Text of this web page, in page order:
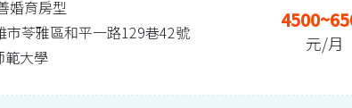
婚育房型
市苓雅區和平一路129巷42號
大學
元/月